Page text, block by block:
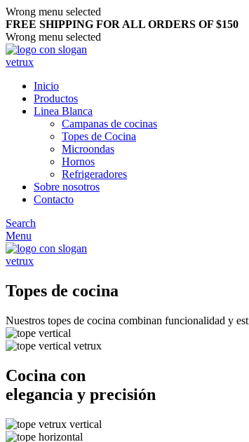
Wrong menu selected
FREE SHIPPING FOR ALL ORDERS OF $150
Wrong menu selected
Inicio
Productos
Linea Blanca
Campanas de cocinas
Topes de Cocina
Microondas
Hornos
Refrigeradores
Sobre nosotros
Contacto
Search
Menu
Topes de cocina
Nuestros topes de cocina combinan funcionalidad y
Cocina con
elegancia y precisión